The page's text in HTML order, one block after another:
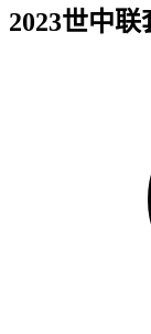
2023世中